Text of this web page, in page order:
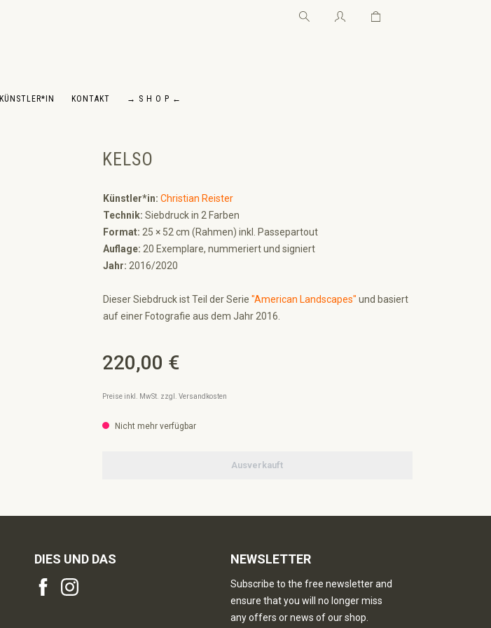
Warenkorb enthält 0
KÜNSTLER*IN KONTAKT → S H O P ←
KELSO
Künstler*in: Christian Reister
Technik: Siebdruck in 2 Farben
Format: 25 × 52 cm (Rahmen) inkl. Passepartout
Auflage: 20 Exemplare, nummeriert und signiert
Jahr: 2016/2020
Dieser Siebdruck ist Teil der Serie "American Landscapes" und basiert
auf einer Fotografie aus dem Jahr 2016.
Regulärer Preis:
220,00 €
Preise inkl. MwSt. zzgl. Versandkosten
Nicht mehr verfügbar
Ausverkauft
DIES UND DAS NEWSLETTER
Subscribe to the free newsletter and
ensure that you will no longer miss
any offers or news of our shop.